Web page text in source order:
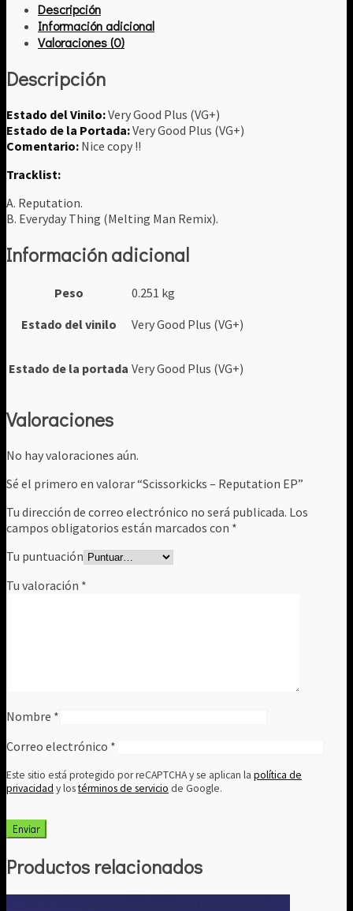
Descripción
Información adicional
Valoraciones (0)
Descripción
Estado del Vinilo:Very Good Plus (VG+)
Estado de la Portada:Very Good Plus (VG+)
Comentario: Nice copy !!
Tracklist:
A. Reputation.
B. Everyday Thing (Melting Man Remix).
Información adicional
Peso
0.251 kg
Estado del vinilo
Very Good Plus (VG+)
Estado de la portada Very Good Plus (VG+)
Valoraciones
No hay valoraciones aún.
Sé el primero en valorar “Scissorkicks – Reputation EP”
Tu dirección de correo electrónico no será publicada. Los
campos obligatorios están marcados con *
Tu puntuación
Tu valoración *
Nombre *
Correo electrónico *
Este sitio está protegido por reCAPTCHA y se aplican la política de
privacidad y lostérminos de servicio de Google.
Productos relacionados